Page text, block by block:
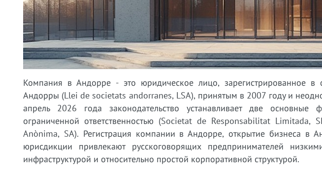
Компания в Андорре - это юридическое лицо, зарегистрированное в
Андорры (Llei de societats andorranes, LSA), принятым в 2007 году и
апрель 2026 года законодательство устанавливает две
ограниченной ответственностью (Societat de Responsabilitat Limitada,
Anònima, SA). Регистрация компании в Андорре, открытие бизнеса в
юрисдикции привлекают русскоговорящих предпринимателей
инфраструктурой и относительно простой корпоративной структурой.